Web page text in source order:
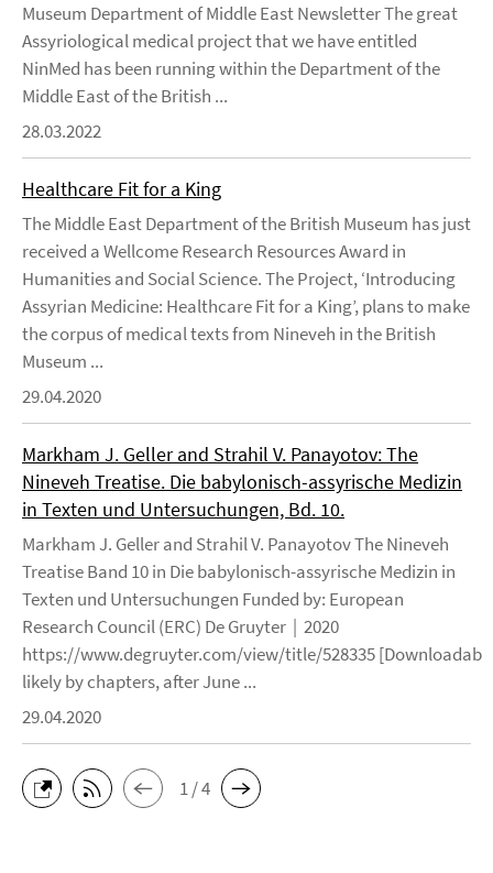
Museum Department of Middle East Newsletter The great
Assyriological medical project that we have entitled
NinMed has been running within the Department of the
Middle East of the British ...
28.03.2022
Healthcare Fit for a King
The Middle East Department of the British Museum has just
received a Wellcome Research Resources Award in
Humanities and Social Science. The Project, ‘Introducing
Assyrian Medicine: Healthcare Fit for a King’, plans to make
the corpus of medical texts from Nineveh in the British
Museum ...
29.04.2020
Markham J. Geller and Strahil V. Panayotov: The
Nineveh Treatise. Die babylonisch-assyrische Medizin
in Texten und Untersuchungen, Bd. 10.
Markham J. Geller and Strahil V. Panayotov The Nineveh
Treatise Band 10 in Die babylonisch-assyrische Medizin in
Texten und Untersuchungen Funded by: European
Research Council (ERC) De Gruyter | 2020
https://www.degruyter.com/view/title/528335
likely by chapters, after June ...
29.04.2020
1 / 4